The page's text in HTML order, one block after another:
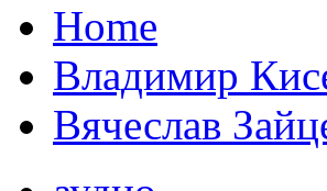
Home
Владимир
Вячеслав